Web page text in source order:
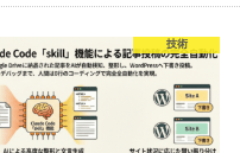
技術